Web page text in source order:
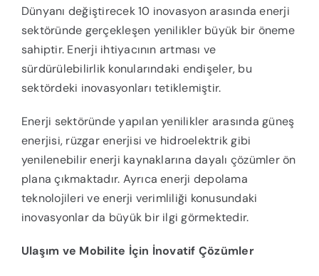
Dünyanı değiştirecek 10 inovasyon arasında enerji
sektöründe gerçekleşen yenilikler büyük bir öneme
sahiptir. Enerji ihtiyacının artması ve
sürdürülebilirlik konularındaki endişeler, bu
sektördeki inovasyonları tetiklemiştir.
Enerji sektöründe yapılan yenilikler arasında güneş
enerjisi, rüzgar enerjisi ve hidroelektrik gibi
yenilenebilir enerji kaynaklarına dayalı çözümler ön
plana çıkmaktadır. Ayrıca enerji depolama
teknolojileri ve enerji verimliliği konusundaki
inovasyonlar da büyük bir ilgi görmektedir.
Ulaşım ve Mobilite İçin İnovatif Çözümler